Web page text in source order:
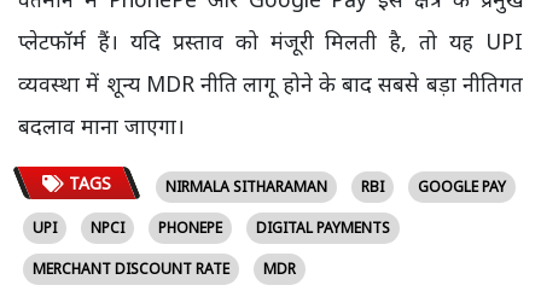
प्लेटफॉर्म हैं। यदि प्रस्ताव को मंजूरी मिलती है, तो यह UPI
व्यवस्था में शून्य MDR नीति लागू होने के बाद सबसे बड़ा नीतिगत
बदलाव माना जाएगा।
TAGS NIRMALA SITHARAMAN RBI
GOOGLE PAY
UPI
NPCI PHONEPE
DIGITAL PAYMENTS
MERCHANT DISCOUNT RATE
MDR